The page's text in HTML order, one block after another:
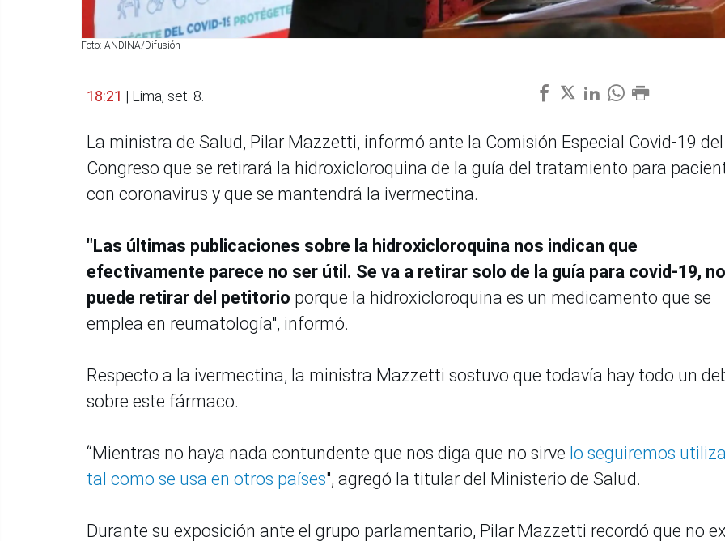
Foto: ANDINA/Difusión
18:21 | Lima, set. 8.
La ministra de Salud, Pilar Mazzetti, informó ante la Comisión Especial Covid-19 del
Congreso que se retirará la hidroxicloroquina de la guía del tratamiento para
con coronavirus y que se mantendrá la ivermectina.
"Las últimas publicaciones sobre la hidroxicloroquina nos indican que
efectivamente parece no ser útil. Se va a retirar solo de la guía para covid-19,
puede retirar del petitorio porque la hidroxicloroquina es un medicamento que se
emplea en reumatología", informó.
Respecto a la ivermectina, la ministra Mazzetti sostuvo que todavía hay todo un
sobre este fármaco.
“Mientras no haya nada contundente que nos diga que no sirve lo seguiremos
tal como se usa en otros países", agregó la titular del Ministerio de Salud.
Durante su exposición ante el grupo parlamentario, Pilar Mazzetti recordó que no